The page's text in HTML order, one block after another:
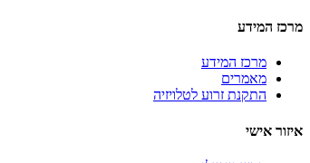
מרכז המידע
מרכז המידע
מאמרים
התקנת זרוע לטלויזיה
איזור אישי